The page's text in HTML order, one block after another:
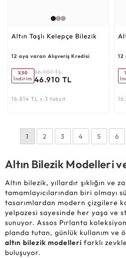
Altın Taşlı Kelepçe Bilezik
12 aya varan Alışveriş Kredisi
%30
İndirim
66.987 TL
46.910 TL
16.814 TL x 3 taksit
12
1 2 3 4 5 6
Altın Bilezik Modelleri
Altın bilezik, yıllardır şıklığın ve
tamamlayıcılarından biri olmayı
tasarımlardan modern çizgilere
yelpazesi sayesinde her yaşa ve
sunuyor. Assos Pırlanta
planda tutan, günlük kullanım ve
altın bilezik modelleri farklı
buluşuyor.